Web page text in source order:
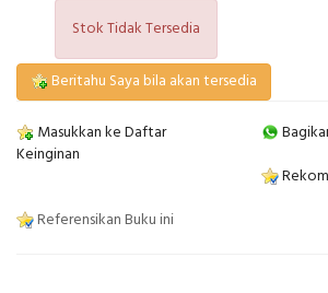
Stok Tidak Tersedia
Beritahu Saya bila akan tersedia
Masukkan ke Daftar
Keinginan
Referensikan Buku ini